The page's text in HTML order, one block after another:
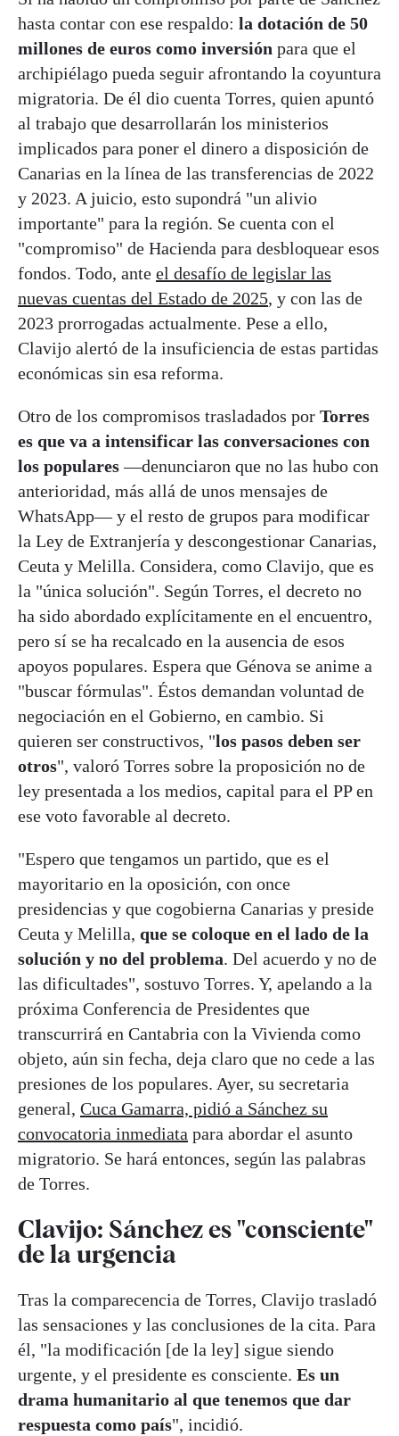
hasta contar con ese respaldo: la dotación de 50
millones de euros como inversión para que el
archipiélago pueda seguir afrontando la coyuntura
migratoria. De él dio cuenta Torres, quien apuntó
al trabajo que desarrollarán los ministerios
implicados para poner el dinero a disposición de
Canarias en la línea de las transferencias de 2022
y 2023. A juicio, esto supondrá "un alivio
importante" para la región. Se cuenta con el
"compromiso" de Hacienda para desbloquear esos
fondos. Todo, ante el desafío de legislar las
nuevas cuentas del Estado de 2025, y con las de
2023 prorrogadas actualmente. Pese a ello,
Clavijo alertó de la insuficiencia de estas partidas
económicas sin esa reforma.
Otro de los compromisos trasladados por Torres
es que va a intensificar las conversaciones con
los populares—denunciaron que no las hubo con
anterioridad, más allá de unos mensajes de
WhatsApp— y el resto de grupos para modificar
la Ley de Extranjería y descongestionar Canarias,
Ceuta y Melilla. Considera, como Clavijo, que es
la "única solución". Según Torres, el decreto no
ha sido abordado explícitamente en el encuentro,
pero sí se ha recalcado en la ausencia de esos
apoyos populares. Espera que Génova se anime a
"buscar fórmulas". Éstos demandan voluntad de
negociación en el Gobierno, en cambio. Si
quieren ser constructivos, "los pasos deben ser
otros", valoró Torres sobre la proposición no de
ley presentada a los medios, capital para el PP en
ese voto favorable al decreto.
"Espero que tengamos un partido, que es el
mayoritario en la oposición, con once
presidencias y que cogobierna Canarias y preside
Ceuta y Melilla, que se coloque en el lado de la
solución y no del problema. Del acuerdo y no de
las dificultades", sostuvo Torres. Y, apelando a la
próxima Conferencia de Presidentes que
transcurrirá en Cantabria con la Vivienda como
objeto, aún sin fecha, deja claro que no cede a las
presiones de los populares. Ayer, su secretaria
general, Cuca Gamarra, pidió a Sánchez su
convocatoria inmediata para abordar el asunto
migratorio. Se hará entonces, según las palabras
de Torres.
Clavijo: Sánchez es "consciente"
de la urgencia
Tras la comparecencia de Torres, Clavijo trasladó
las sensaciones y las conclusiones de la cita. Para
él, "la modificación [de la ley] sigue siendo
urgente, y el presidente es consciente. Es un
drama humanitario al que tenemos que dar
respuesta como país", incidió.